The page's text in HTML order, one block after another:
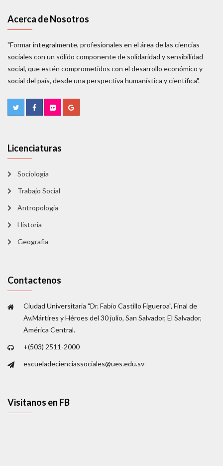
Acerca de Nosotros
"Formar integralmente, profesionales en el área de las ciencias
sociales con un sólido componente de solidaridad y sensibilidad
social, que estén comprometidos con el desarrollo económico y
social del país, desde una perspectiva humanística y científica".
Licenciaturas
Sociologia
Trabajo Social
Antropologia
Historia
Geografia
Contactenos
Ciudad Universitaria "Dr. Fabio Castillo Figueroa", Final de
Av.Mártires y Héroes del 30 julio, San Salvador, El Salvador,
América Central.
+(503) 2511-2000
escueladecienciassociales@ues.edu.sv
Visitanos en FB